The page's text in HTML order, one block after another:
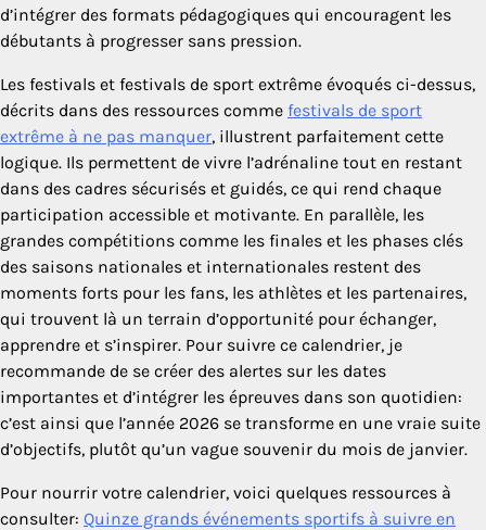
d’intégrer des formats pédagogiques qui encouragent les
débutants à progresser sans pression.
Les festivals et festivals de sport extrême évoqués ci-dessus,
décrits dans des ressources comme festivals de sport
extrême à ne pas manquer, illustrent parfaitement cette
logique. Ils permettent de vivre l’adrénaline tout en restant
dans des cadres sécurisés et guidés, ce qui rend chaque
participation accessible et motivante. En parallèle, les
grandes compétitions comme les finales et les phases clés
des saisons nationales et internationales restent des
moments forts pour les fans, les athlètes et les partenaires,
qui trouvent là un terrain d’opportunité pour échanger,
apprendre et s’inspirer. Pour suivre ce calendrier, je
recommande de se créer des alertes sur les dates
importantes et d’intégrer les épreuves dans son quotidien:
c’est ainsi que l’année 2026 se transforme en une vraie suite
d’objectifs, plutôt qu’un vague souvenir du mois de janvier.
Pour nourrir votre calendrier, voici quelques ressources à
consulter: Quinze grands événements sportifs à suivre en